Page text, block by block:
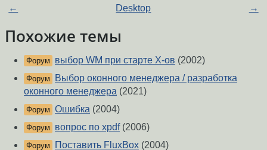
← Desktop →
Похожие темы
Форум выбор WM при старте Х-ов (2002)
Форум
Выбор оконного менеджера / разработка
оконного менеджера (2021)
Форум Ошибка (2004)
Форум вопрос по xpdf(2006)
Форум Поставить FluxBox (2004)